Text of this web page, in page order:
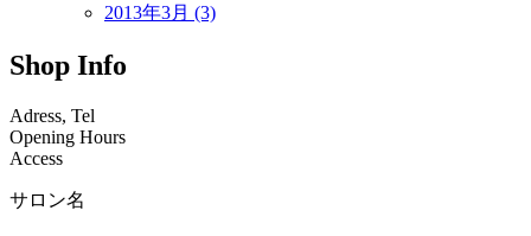
2013年3月 (3)
Shop Info
Adress, Tel
Opening Hours
Access
サロン名